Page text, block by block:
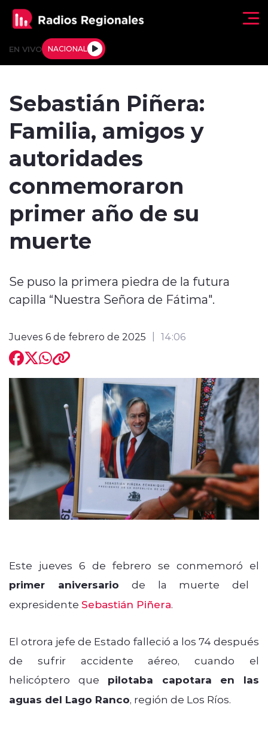
EN VIVO NACIONAL
Tendencias
Internacional
Regiones al Aire
Sebastián Piñera:
Familia, amigos y
autoridades
conmemoraron
primer año de su
muerte
Se puso la primera piedra de la futura
capilla “Nuestra Señora de Fátima".
Jueves 6 de febrero de 2025 14:06
Este jueves 6 de febrero se conmemoró el
primer aniversario de la muerte del
expresidente Sebastián Piñera.
El otrora jefe de Estado falleció a los 74 después
de sufrir accidente aéreo, cuando el
helicóptero que pilotaba capotara en las
aguas del Lago Ranco, región de Los Ríos.